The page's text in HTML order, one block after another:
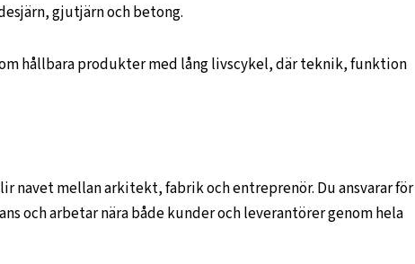
gjutjärn och betong.
hållbara produkter med lång livscykel, där teknik, funktion
navet mellan arkitekt, fabrik och entreprenör. Du ansvarar för
och arbetar nära både kunder och leverantörer genom hela